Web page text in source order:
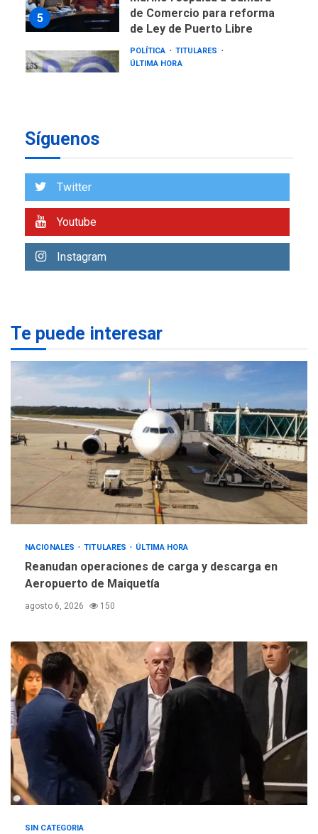
POLÍTICA
TITULARES
ÚLTIMA HORA
de Expresión en agenda de
7
desde el primer momento
asegura Gustavo Duque
ÚLTIMA HORA
2
MUNDIAL DE FÚTBOL 2026
La FIFA se «disculpa» por
plan fallido de privatización
3
ÚLTIMA HORA
Hutíes de Yemen dicen que
atacaron dos petroleros
sauditas
REGIONALES ÚLTIMA HORA
Instituciones estadales se
suman al Plan Agosto de
5
REGIONALES
de Comercio para reforma
de Ley de Puerto Libre
Síguenos
Twitter
Youtube
Instagram
Te puede interesar
NACIONALES TITULARES ÚLTIMA HORA
Reanudan operaciones de carga y descarga en
Aeropuerto de Maiquetía
agosto 6, 2026 150
SIN CATEGORIA